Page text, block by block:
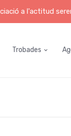
a l'actitud
Trobades